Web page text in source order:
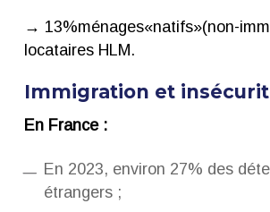
→ 13%ménages«natifs»(non-
locataires HLM.
Immigration et
En France :
En 2023, environ 27% des
étrangers ;